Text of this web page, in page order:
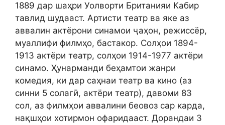
1889 дар шаҳри Уолворти Британияи Кабир
тавлид шудааст. Артисти театр ва яке аз
аввалин актёрони синамои ҷаҳон, режиссёр,
муаллифи филмҳо, бастакор. Солҳои 1894-
1913 актёри театр, солҳои 1914-1977 актёри
синамо. Ҳунарманди беҳамтои жанри
комедия, ки дар саҳнаи театр ва кино (аз
синни 5 солагӣ, актёри театр), давоми 83
сол, аз филмҳои аввалини беовоз сар карда,
нақшҳои хотирмон офаридааст. Дорандаи 3